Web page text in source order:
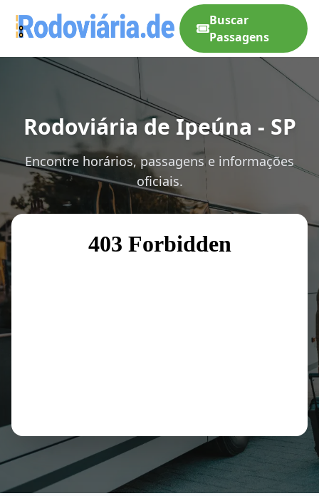
Buscar
Passagens
Rodoviária de Ipeúna - SP
Encontre horários, passagens e informações
oficiais.